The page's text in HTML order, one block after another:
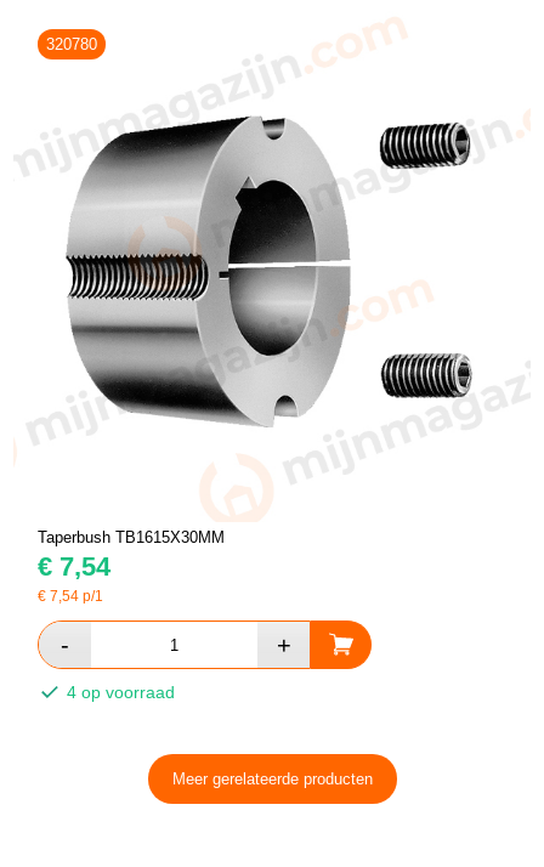
320780
Taperbush TB1615X30MM
€ 7,54
€7,54 p/1
4 op voorraad
Meer gerelateerde producten